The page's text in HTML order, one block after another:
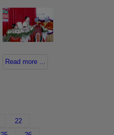
Read more ...
22